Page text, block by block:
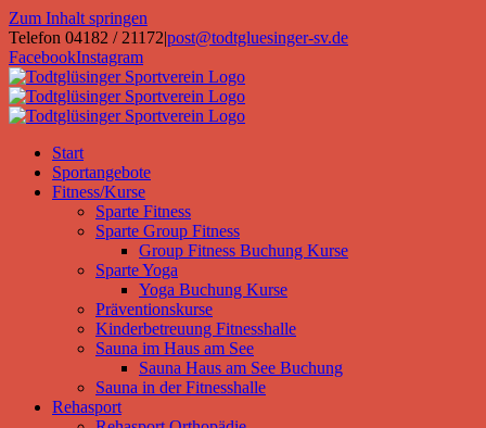
Zum Inhalt springen
Telefon 04182 / 21172|post@todtgluesinger-sv.de
FacebookInstagram
Start
Sportangebote
Fitness/Kurse
Sparte Fitness
Sparte Group Fitness
Group Fitness Buchung Kurse
Sparte Yoga
Yoga Buchung Kurse
Präventionskurse
Kinderbetreuung Fitnesshalle
Sauna im Haus am See
Sauna Haus am See Buchung
Sauna in der Fitnesshalle
Rehasport